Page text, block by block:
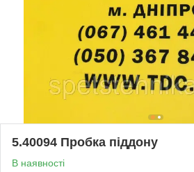
5.40094 Пробка піддону
В наявності